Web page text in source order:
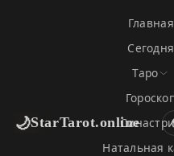
🌙StarTarot.online
Главная
Сегодня
Таро
Натальная